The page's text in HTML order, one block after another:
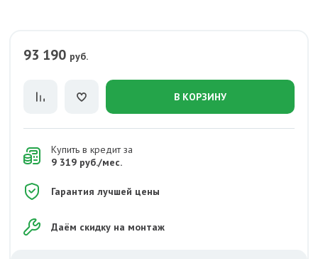
93 190 руб.
В КОРЗИНУ
Купить в кредит за
9 319 руб./мес.
Гарантия лучшей цены
Даём скидку на монтаж